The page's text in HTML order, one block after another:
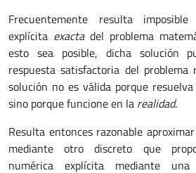
Frecuentemente resulta
explícita exacta del problema
esto sea posible, dicha solución
respuesta satisfactoria del
solución no es válida porque
sino porque funcione en la realidad.
Resulta entonces razonable
mediante otro discreto que
numérica explícita mediante